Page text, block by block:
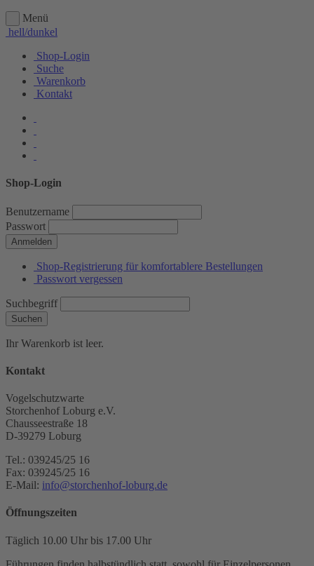
Menü
hell/dunkel
Shop-Login
Suche
Warenkorb
Kontakt
Shop-Login
Benutzername
Passwort
Anmelden
Shop-Registrierung für komfortablere Bestellungen
Passwort vergessen
Suchbegriff
Suchen
Ihr Warenkorb ist leer.
Kontakt
Vogelschutzwarte
Storchenhof Loburg e.V.
Chausseestraße 18
D-39279 Loburg
Tel.: 039245/25 16
Fax: 039245/25 16
E-Mail: info@storchenhof-loburg.de
Öffnungszeiten
Täglich 10.00 Uhr bis 17.00 Uhr